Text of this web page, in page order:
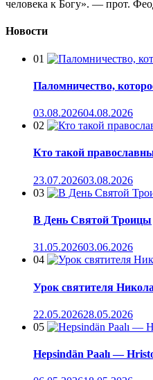
человека к Богу». — прот.
Новости
01
Паломничество,
03.08.202604.08.2026
02
Кто такой
23.07.202603.08.2026
03
В День Святой Троицы
31.05.202603.06.2026
04
Урок святителя
22.05.202628.05.2026
05
Hepsindän Paalı —